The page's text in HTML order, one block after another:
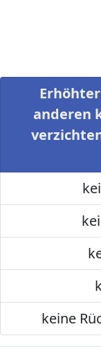
anderen
keine